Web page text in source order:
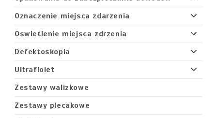
Oznaczenie miejsca zdarzenia
Oswietlenie miejsca zdrzenia
Defektoskopia
Ultrafiolet
Zestawy walizkowe
Zestawy plecakowe